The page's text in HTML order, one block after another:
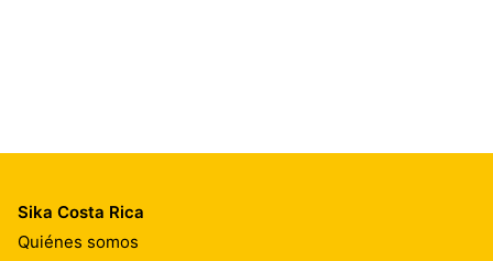
Sika Costa Rica
Quiénes somos